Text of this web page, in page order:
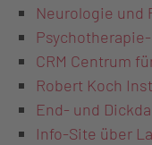
Neurologie und
CRM Centrum
Robert Koch
End- und
Info-Site über